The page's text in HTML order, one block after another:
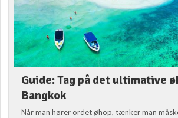
Guide: Tag på det ultimative
Bangkok
Når man hører ordet øhop, tænker man